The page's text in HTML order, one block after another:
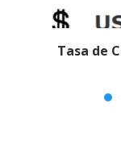
Tasa de